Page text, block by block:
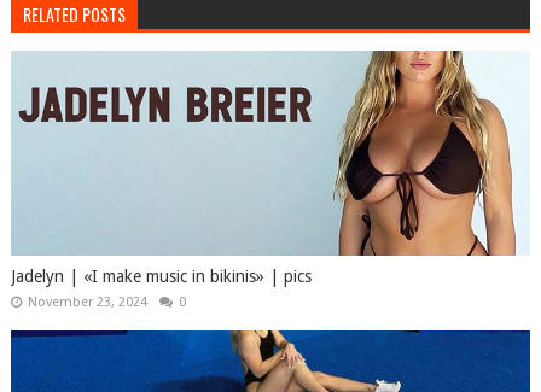
RELATED POSTS
Jadelyn | «I make music in bikinis» | pics
November 23, 2024 0